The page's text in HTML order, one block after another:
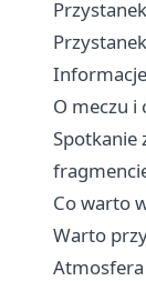
O meczu i
Spotkanie
Co warto
Warto